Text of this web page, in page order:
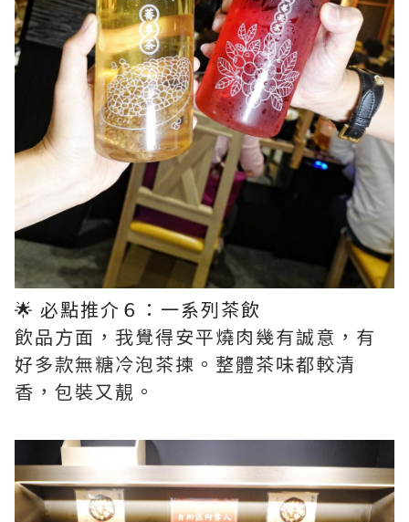
🌟 必點推介６：一系列茶飲​
飲品方面，我覺得安平燒肉幾有誠意，有
好多款無糖冷泡茶揀。整體茶味都較清
香，包裝又靚。